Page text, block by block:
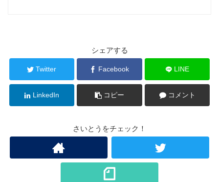
シェアする
Twitter Facebook LINE
LinkedIn コピー コメント
さいとうをチェック！